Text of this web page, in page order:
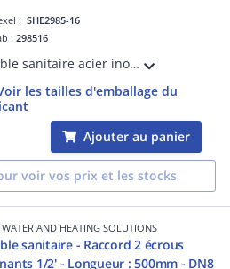
:SHE2985-16
:298516
Flexible sanitaire acier inox - Raccord Mâle 3/8' - Ecrou tournant 3/8' - Longueur : 300mm - DN8 - ACS - QB
les tailles d'emballage du
Ajouter au panier
voir vos prix et les stocks
AND HEATING SOLUTIONS
sanitaire - Raccord 2 écrous
1/2' - Longueur : 500mm - DN8